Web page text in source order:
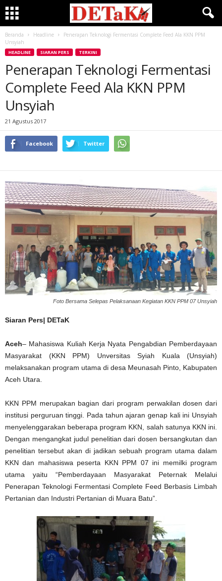
Beranda Headline
Penerapan Teknologi Fermentasi Complete Feed Ala KKN PPM
Unsyiah
HEADLINE SIARAN PERS TERKINI
Penerapan Teknologi Fermentasi
Complete Feed Ala KKN PPM
Unsyiah
21 Agustus 2017
Facebook Twitter
Foto Bersama Selepas Pelaksanaan Kegiatan KKN PPM 07 Unsyiah
Siaran Pers| DETaK
Aceh– Mahasiswa Kuliah Kerja Nyata Pengabdian Pemberdayaan
Masyarakat (KKN PPM) Unversitas Syiah Kuala (Unsyiah)
melaksanakan program utama di desa Meunasah Pinto, Kabupaten
Aceh Utara.
KKN PPM merupakan bagian dari program perwakilan dosen dari
institusi perguruan tinggi. Pada tahun ajaran genap kali ini Unsyiah
menyelenggarakan beberapa program KKN, salah satunya KKN ini.
Dengan mengangkat judul penelitian dari dosen bersangkutan dan
penelitian tersebut akan di jadikan sebuah program utama dalam
KKN dan mahasiswa peserta KKN PPM 07 ini memilki program
utama yaitu “Pemberdayaan Masyarakat Peternak Melalui
Penerapan Teknologi Fermentasi Complete Feed Berbasis Limbah
Pertanian dan Industri Pertanian di Muara Batu”.